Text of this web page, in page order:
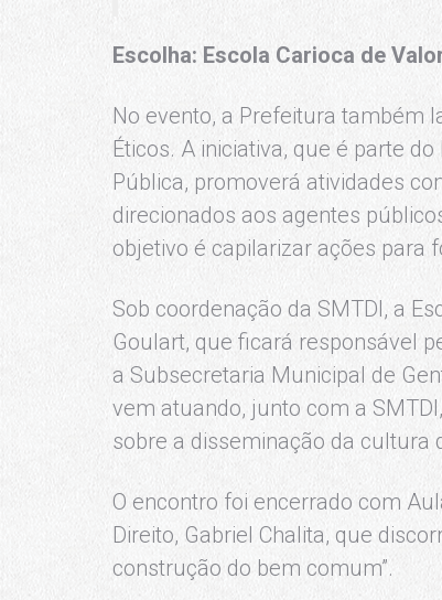
Escolha: Escola Carioca de
No evento, a Prefeitura também
Éticos. A iniciativa, que é parte
Pública, promoverá atividades
direcionados aos agentes
objetivo é capilarizar ações para
Sob coordenação da SMTDI, a
Goulart, que ficará responsável
a Subsecretaria Municipal de
vem atuando, junto com a
sobre a disseminação da cultura
O encontro foi encerrado com
Direito, Gabriel Chalita, que
construção do bem comum”.